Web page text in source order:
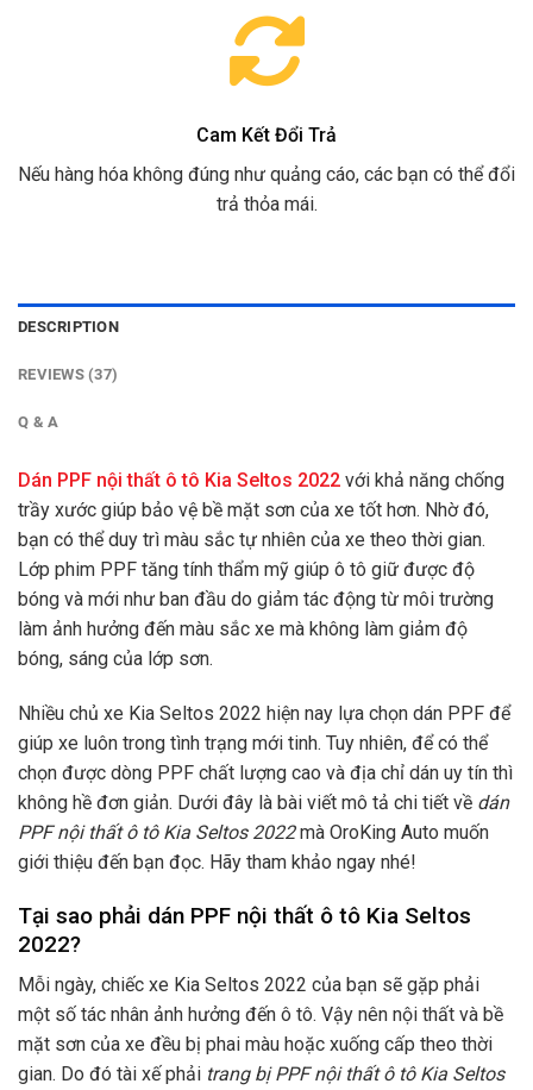
Cam Kết Đổi Trả
Nếu hàng hóa không đúng như quảng cáo, các bạn có thể đổi
trả thỏa mái.
DESCRIPTION
REVIEWS (37)
Q & A
Dán PPF nội thất ô tô Kia Seltos 2022 với khả năng chống
trầy xước giúp bảo vệ bề mặt sơn của xe tốt hơn. Nhờ đó,
bạn có thể duy trì màu sắc tự nhiên của xe theo thời gian.
Lớp phim PPF tăng tính thẩm mỹ giúp ô tô giữ được độ
bóng và mới như ban đầu do giảm tác động từ môi trường
làm ảnh hưởng đến màu sắc xe mà không làm giảm độ
bóng, sáng của lớp sơn.
Nhiều chủ xe Kia Seltos 2022 hiện nay lựa chọn dán PPF để
giúp xe luôn trong tình trạng mới tinh. Tuy nhiên, để có thể
chọn được dòng PPF chất lượng cao và địa chỉ dán uy tín thì
không hề đơn giản. Dưới đây là bài viết mô tả chi tiết về dán
PPF nội thất ô tô Kia Seltos 2022mà OroKing Auto muốn
giới thiệu đến bạn đọc. Hãy tham khảo ngay nhé!
Tại sao phải dán PPF nội thất ô tô Kia Seltos
2022?
Mỗi ngày, chiếc xe Kia Seltos 2022 của bạn sẽ gặp phải
một số tác nhân ảnh hưởng đến ô tô. Vậy nên nội thất và bề
mặt sơn của xe đều bị phai màu hoặc xuống cấp theo thời
gian. Do đó tài xế phải trang bị PPF nội thất ô tô Kia Seltos